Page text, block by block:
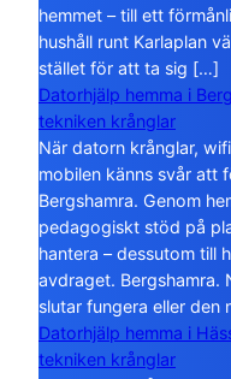
hemmet – till ett
hushåll runt Karlaplan
stället för att ta sig […]
Datorhjälp hemma i
tekniken krånglar
När datorn krånglar,
mobilen känns svår att
Bergshamra. Genom
pedagogiskt stöd på
hantera – dessutom till
avdraget. Bergshamra.
slutar fungera eller den
Datorhjälp hemma i
tekniken krånglar